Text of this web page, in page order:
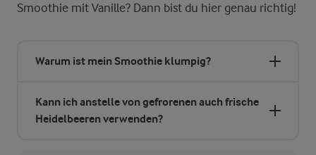
Smoothie mit Vanille? Dann bist du hier genau richtig!
Warum ist mein Smoothie klumpig?
Kann ich anstelle von gefrorenen auch frische
Heidelbeeren verwenden?